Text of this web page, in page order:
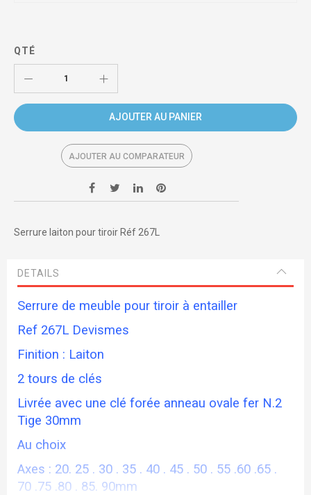
QTÉ
AJOUTER AU PANIER
AJOUTER AU COMPARATEUR
Serrure laiton pour tiroir Réf 267L
DETAILS
Serrure de meuble pour tiroir à entailler
Ref 267L Devismes
Finition : Laiton
2 tours de clés
Livrée avec une clé forée anneau ovale fer N.2
Tige 30mm
Au choix
Axes : 20. 25 . 30 . 35 . 40 . 45 . 50 . 55 .60 .65 .
70 .75 .80 . 85. 90mm